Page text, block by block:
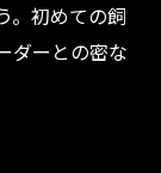
。初めての飼
ダーとの密な